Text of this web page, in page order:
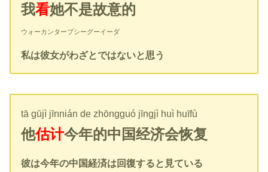
我看她不是故意的
ウォーカンタープシーグーイーダ
私は彼女がわざとではないと思う
tā gūjì jīnnián de zhōngguó jīngjì huì huīfù
他估计今年的中国经济会恢复
彼は今年の中国経済は回復すると見ている